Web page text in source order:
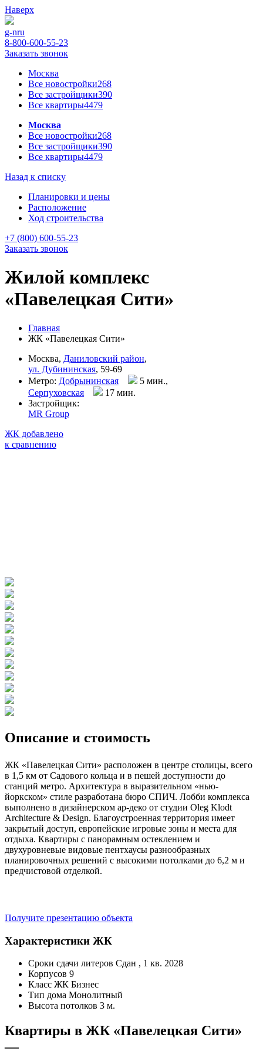
Наверх
g-nru
8-800-600-55-23
Заказать звонок
Москва
Все новостройки268
Все застройщики390
Все квартиры4479
Москва
Все новостройки268
Все застройщики390
Все квартиры4479
Назад к списку
Планировки и цены
Расположение
Ход строительства
+7 (800) 600-55-23
Заказать звонок
Жилой комплекс
«Павелецкая Сити»
Главная
ЖК «Павелецкая Сити»
Москва, Даниловский район,
ул. Дубининская, 59-69
Метро: Добрынинская
5 мин.,
Серпуховская
17 мин.
Застройщик:
MR Group
ЖК добавлено
к сравнению
Описание и стоимость
ЖК «Павелецкая Сити» расположен в центре столицы, всего
в 1,5 км от Садового кольца и в пешей доступности до
станций метро. Архитектура в выразительном «нью-
йоркском» стиле разработана бюро СПИЧ. Лобби комплекса
выполнено в дизайнерском ар-деко от студии Oleg Klodt
Architecture & Design. Благоустроенная территория имеет
закрытый доступ, европейские игровые зоны и места для
отдыха. Квартиры с панорамным остеклением и
двухуровневые видовые пентхаусы разнообразных
планировочных решений с высокими потолками до 6,2 м и
предчистовой отделкой.
Получите презентацию объекта
Характеристики ЖК
Сроки сдачи литеров Сдан , 1 кв. 2028
Корпусов 9
Класс ЖК Бизнес
Тип дома Монолитный
Высота потолков 3 м.
Квартиры в ЖК «Павелецкая Сити»
—